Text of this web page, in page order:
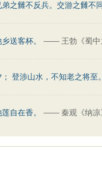
之雠不反兵。交游之雠不同
送客杯。 —— 王勃《蜀中
登涉山水，不知老之将至。
自在香。 —— 秦观《纳凉